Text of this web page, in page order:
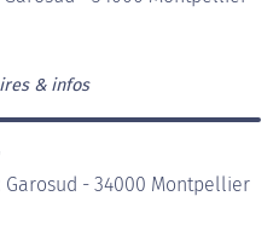
& infos
Garosud - 34000 Montpellier